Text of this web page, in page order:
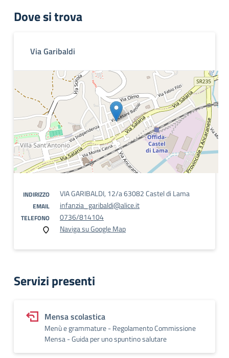
Dove si trova
Via Garibaldi
INDIRIZZO VIA GARIBALDI, 12/a 63082 Castel di Lama
EMAIL infanzia_garibaldi@alice.it
TELEFONO
0736/814104
Naviga su Google Map
Servizi presenti
Mensa scolastica
Menù e grammature - Regolamento Commissione
Mensa - Guida per uno spuntino salutare